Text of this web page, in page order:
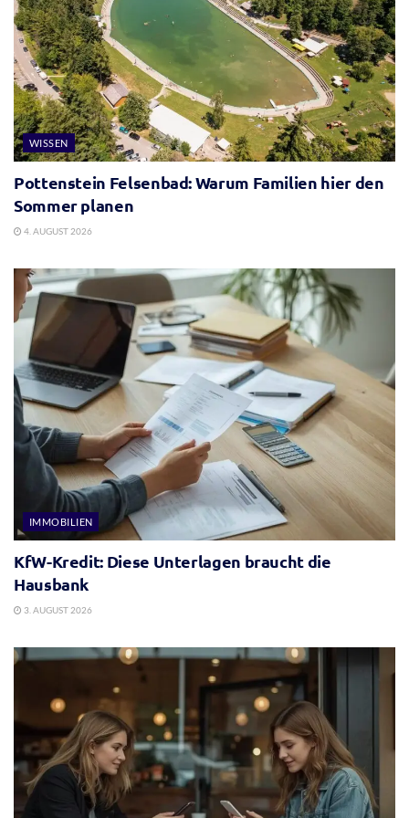
WISSEN
Pottenstein Felsenbad: Warum Familien hier den
Sommer planen
4. AUGUST 2026
IMMOBILIEN
KfW-Kredit: Diese Unterlagen braucht die
Hausbank
3. AUGUST 2026